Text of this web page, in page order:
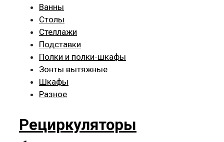
Ванны
Столы
Стеллажи
Подставки
Полки и полки-шкафы
Зонты вытяжные
Шкафы
Разное
Рециркуляторы